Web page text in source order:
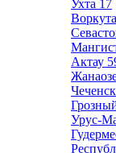
Ухта 17
Воркута
Актау
Урус-